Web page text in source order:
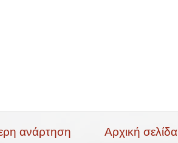
ανάρτηση Αρχική σελίδα